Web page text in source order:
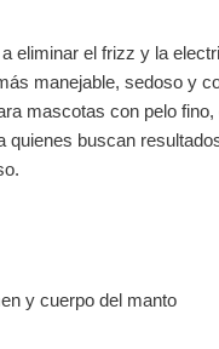
eliminar el frizz y la
manejable, sedoso y
mascotas con pelo
quienes buscan
y cuerpo del manto